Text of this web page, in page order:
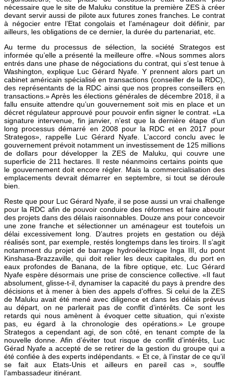
nécessaire que le site de Maluku constitue la première ZES à créer
devant servir aussi de pilote aux futures zones franches. Le contrat
à négocier entre l’Etat congolais et l’aménageur doit définir, par
ailleurs, les obligations de ce dernier, la durée du partenariat, etc.
Au terme du processus de sélection, la société Strategos est
informée qu’elle a présenté la meilleure offre. «Nous sommes alors
entrés dans une phase de négociations du contrat, qui s’est tenue à
Washington, explique Luc Gérard Nyafe. Y prennent alors part un
cabinet américain spécialisé en transactions (conseiller de la RDC),
des représentants de la RDC ainsi que nos propres conseillers en
transactions.» Après les élections générales de décembre 2018, il a
fallu ensuite attendre qu’un gouvernement soit mis en place et un
décret régulateur approuvé pour pouvoir enfin signer le contrat. «La
signature intervenue, fin janvier, n’est que la dernière étape d’un
long processus démarré en 2008 pour la RDC et en 2017 pour
Strategos», rappelle Luc Gérard Nyafe. L’accord conclu avec le
gouvernement prévoit notamment un investissement de 125 millions
de dollars pour développer la ZES de Maluku, qui couvre une
superficie de 211 hectares. Il reste néanmoins certains points que
le gouvernement doit encore régler. Mais la commercialisation des
emplacements devrait démarrer en septembre, si tout se déroule
bien.
Reste que pour Luc Gérard Nyafe, il se pose aussi un vrai challenge
pour la RDC afin de pouvoir conduire des réformes et faire aboutir
des projets dans des délais raisonnables. Douze ans pour concevoir
une zone franche et sélectionner un aménageur est toutefois un
délai excessivement long. D’autres projets en gestation ou déjà
réalisés sont, par exemple, restés longtemps dans les tiroirs. Il s’agit
notamment du projet de barrage hydroélectrique Inga III, du pont
Kinshasa-Brazzaville, qui doit relier les deux capitales, du port en
eaux profondes de Banana, de la fibre optique, etc. Luc Gérard
Nyafe espère désormais une prise de conscience collective. «Il faut
absolument, glisse-t-il, dynamiser la capacité du pays à prendre des
décisions et à mener à bien des appels d’offres. Si celui de la ZES
de Maluku avait été mené avec diligence et dans les délais prévus
au départ, on ne parlerait pas de conflit d’intérêts. Ce sont les
retards qui nous amènent à évoquer cette situation, qui n’existe
pas, eu égard à la chronologie des opérations.» Le groupe
Strategos a cependant agi, de son côté, en tenant compte de la
nouvelle donne. Afin d’éviter tout risque de conflit d’intérêts, Luc
Gérad Nyafe a accepté de se retirer de la gestion du groupe qui a
été confiée à des experts indépendants. « Et ce, à l’instar de ce qu’il
se fait aux Etats-Unis et ailleurs en pareil cas », souffle
l’ambassadeur itinérant.